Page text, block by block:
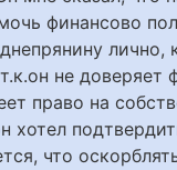
финансово
лично,
не доверяет
право на
хотел
что